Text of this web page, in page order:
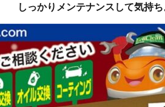
しっかりメンテナンスして気持